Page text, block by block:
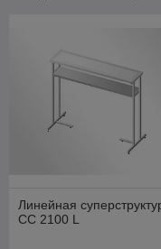
Линейная
CC 2100 L